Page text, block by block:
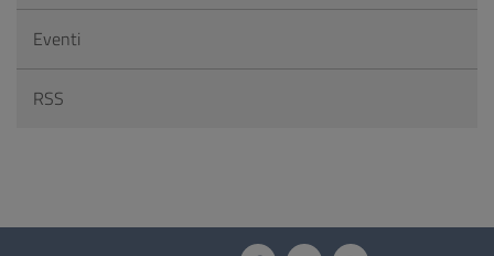
Eventi
RSS
Questionario